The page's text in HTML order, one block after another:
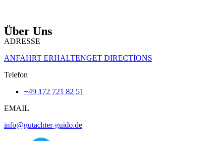
Über Uns
ADRESSE
ANFAHRT ERHALTENGET DIRECTIONS
Telefon
+49 172 721 82 51
EMAIL
info@gutachter-guido.de